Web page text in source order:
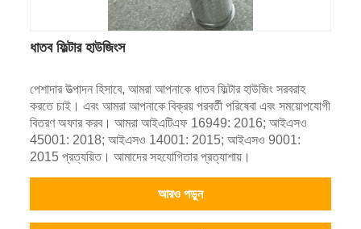
ধাতব ফিল্টার হাউজিংস
পেশাদার উত্পাদন হিসাবে, আমরা আপনাকে ধাতব ফিল্টার হাউজিং সরবরাহ
করতে চাই। এবং আমরা আপনাকে বিক্রয় পরবর্তী পরিষেবা এবং সময়োপযোগী
বিতরণ অফার করব। আমরা আইএটিএফ 16949: 2016; আইএসও
45001: 2018; আইএসও 14001: 2015; আইএসও 9001:
2015 প্রত্যয়িত। আমাদের সহযোগিতার প্রত্যাশায়।
আরও পড়ুন